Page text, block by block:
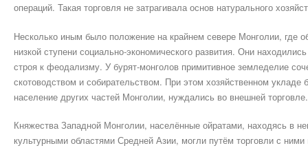
операций. Такая торговля не затрагивала основ натурального
Несколько иным было положение на крайнем севере Монголии, где
низкой ступени социально-экономического развития. Они
строя к феодализму. У бурят-монголов примитивное земледелие
скотоводством и собирательством. При этом хозяйственном
население других частей Монголии, нуждались во внешней торговле.
Княжества Западной Монголии, населённые ойратами, находясь в
культурными областями Средней Азии, могли путём торговли с